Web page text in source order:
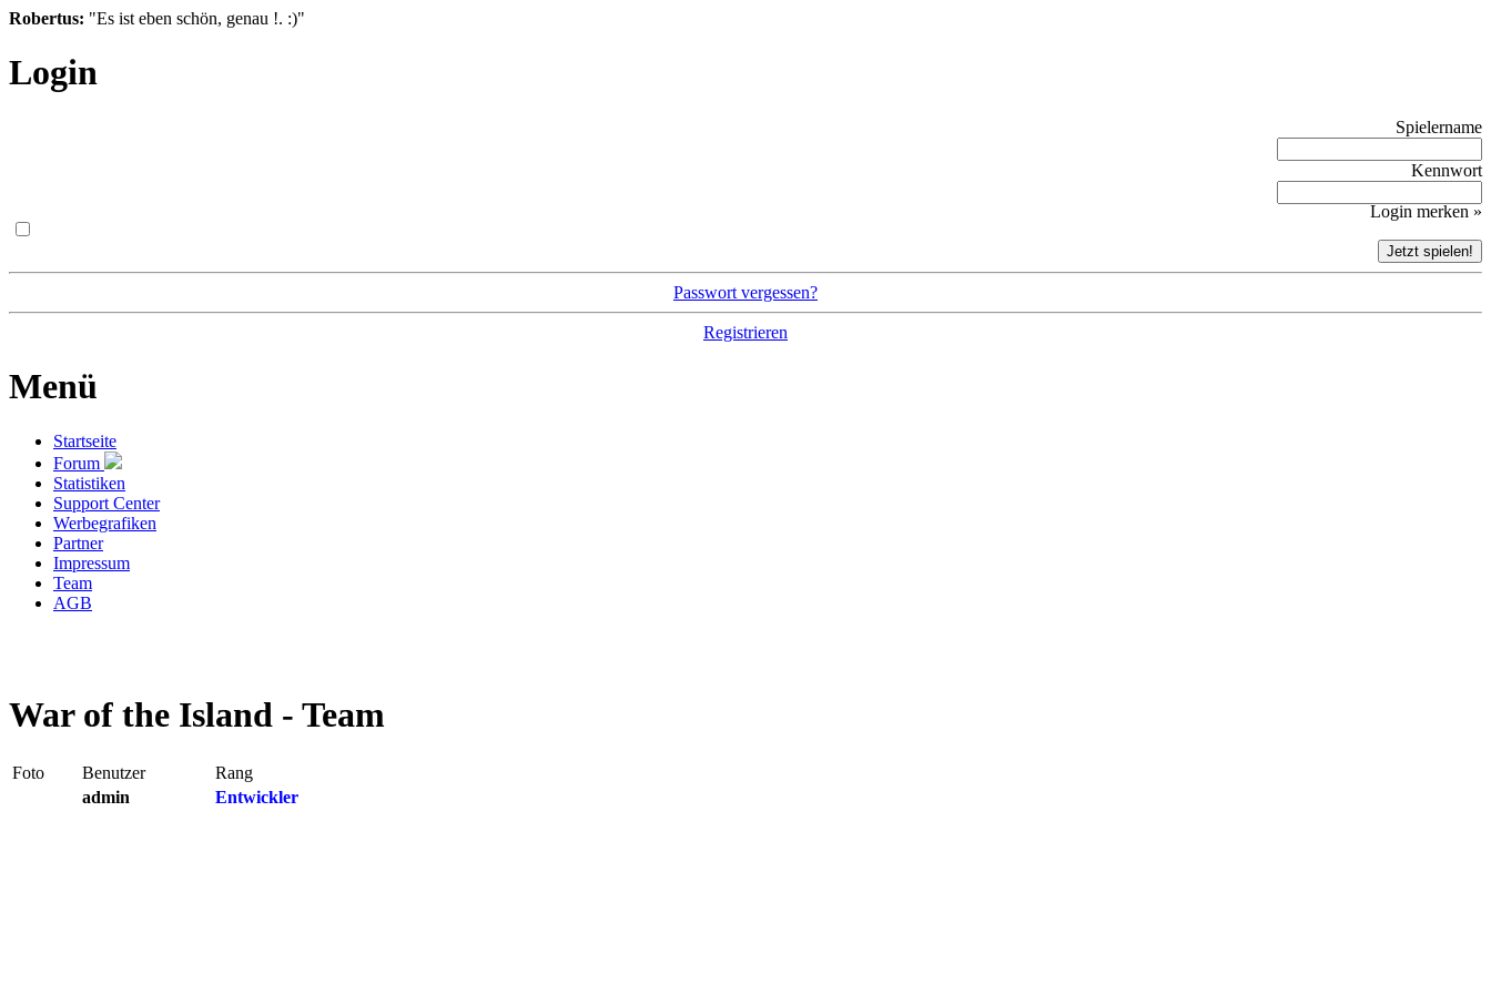
Robertus: "Es ist eben schön, genau !. :)"
Login
Spielername
Kennwort
Login merken »
Passwort vergessen?
Registrieren
Menü
Startseite
Forum
Statistiken
Support Center
Werbegrafiken
Partner
Impressum
Team
AGB
War of the Island - Team
Foto Benutzer
Rang
admin
Entwickler